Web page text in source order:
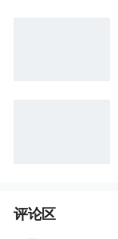
评论区